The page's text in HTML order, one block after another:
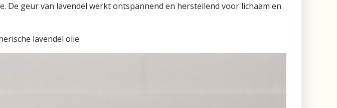
De geur van lavendel werkt ontspannend en herstellend voor lichaam en
lavendel olie.